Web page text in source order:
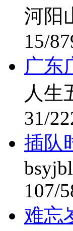
河阳
15/
广
人生
31/
插队
bsyjbl
107/
难忘